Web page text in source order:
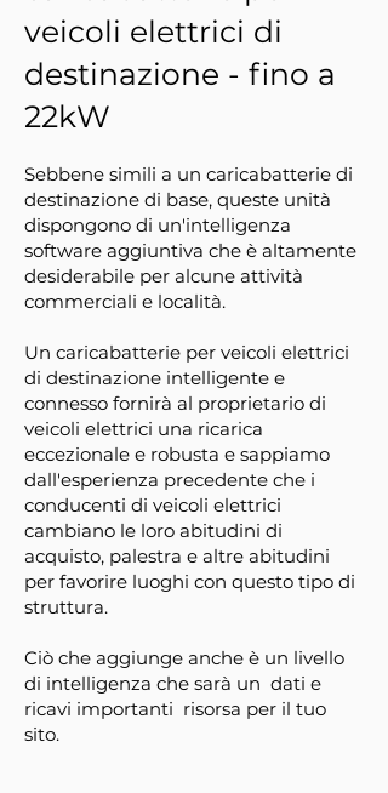
veicoli elettrici di
destinazione - fino a
22kW
Sebbene simili a un caricabatterie di
destinazione di base, queste unità
dispongono di un'intelligenza
software aggiuntiva che è altamente
desiderabile per alcune attività
commerciali e località.
Un caricabatterie per veicoli elettrici
di destinazione intelligente e
connesso fornirà al proprietario di
veicoli elettrici una ricarica
eccezionale e robusta e sappiamo
dall'esperienza precedente che i
conducenti di veicoli elettrici
cambiano le loro abitudini di
acquisto, palestra e altre abitudini
per favorire luoghi con questo tipo di
struttura.
Ciò che aggiunge anche è un livello
di intelligenza che sarà un dati e
ricavi importanti risorsa per il tuo
sito.